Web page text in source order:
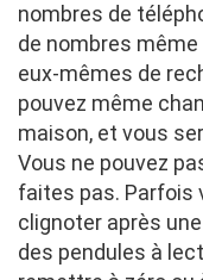
nombres de
de nombres
eux-mêmes de
pouvez même
maison, et vous
Vous ne pouvez
faites pas. Parfois
clignoter après
des pendules à